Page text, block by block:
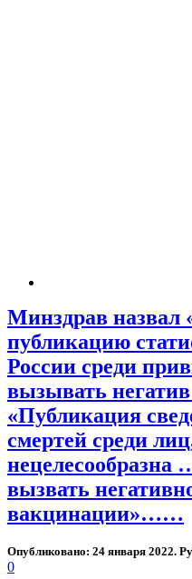
Минздрав назвал
публикацию
России среди
вызывать
«Публикация
смертей среди
нецелесообразна
вызвать
вакцинации»……
Опубликовано: 24 января 2022.
0